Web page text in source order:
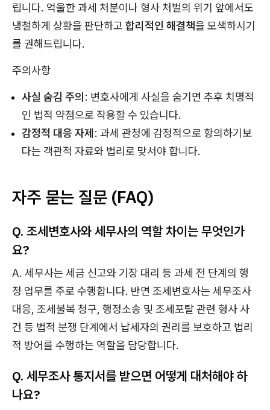
립니다. 억울한 과세 처분이나 형사 처벌의 위기 앞에서도
냉철하게 상황을 판단하고 합리적인 해결책을 모색하시기
를 권해드립니다.
주의사항
사실 숨김 주의: 변호사에게 사실을 숨기면 추후 치명적
인 법적 약점으로 작용할 수 있습니다.
감정적 대응 자제: 과세 관청에 감정적으로 항의하기보
다는 객관적 자료와 법리로 맞서야 합니다.
자주 묻는 질문 (FAQ)
Q. 조세변호사와 세무사의 역할 차이는 무엇인가
요?
A. 세무사는 세금 신고와 기장 대리 등 과세 전 단계의 행
정 업무를 주로 수행합니다. 반면 조세변호사는 세무조사
대응, 조세불복 청구, 행정소송 및 조세포탈 관련 형사 사
건 등 법적 분쟁 단계에서 납세자의 권리를 보호하고 법리
적 방어를 수행하는 역할을 담당합니다.
Q. 세무조사 통지서를 받으면 어떻게 대처해야 하
나요?